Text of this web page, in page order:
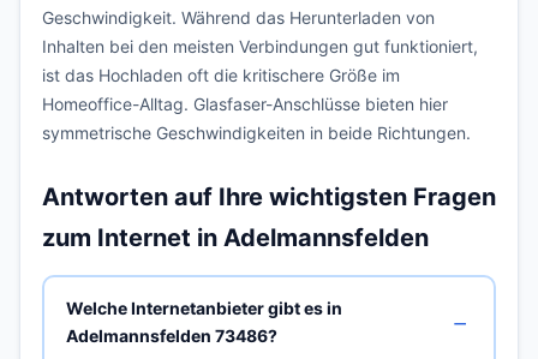
Geschwindigkeit. Während das Herunterladen von
Inhalten bei den meisten Verbindungen gut funktioniert,
ist das Hochladen oft die kritischere Größe im
Homeoffice-Alltag. Glasfaser-Anschlüsse bieten hier
symmetrische Geschwindigkeiten in beide Richtungen.
Antworten auf Ihre wichtigsten Fragen
zum Internet in Adelmannsfelden
Welche Internetanbieter gibt es in
Adelmannsfelden 73486?